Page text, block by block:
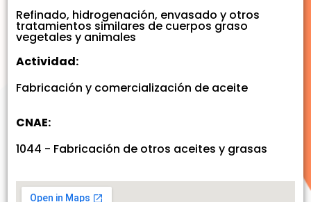
Refinado, hidrogenación, envasado y otros
tratamientos similares de cuerpos graso
vegetales y animales
Actividad:
Fabricación y comercialización de aceite
CNAE:
1044 - Fabricación de otros aceites y grasas